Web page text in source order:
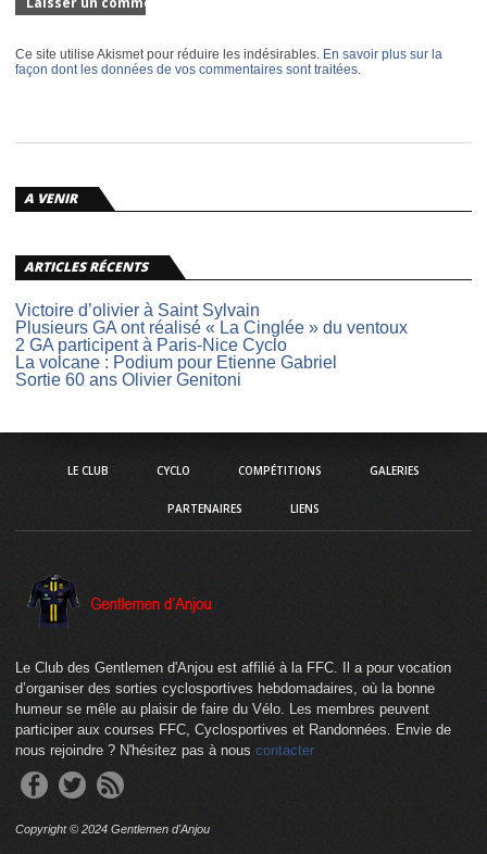
Ce site utilise Akismet pour réduire les indésirables. En savoir plus sur la
façon dont les données de vos commentaires sont traitées.
A VENIR
ARTICLES RÉCENTS
Victoire d’olivier à Saint Sylvain
Plusieurs GA ont réalisé « La Cinglée » du ventoux
2 GA participent à Paris-Nice Cyclo
La volcane : Podium pour Etienne Gabriel
Sortie 60 ans Olivier Genitoni
LE CLUB CYCLO COMPÉTITIONS GALERIES
PARTENAIRES LIENS
Le Club des Gentlemen d'Anjou est affilié à la FFC. Il a pour vocation
d’organiser des sorties cyclosportives hebdomadaires, où la bonne
humeur se mêle au plaisir de faire du Vélo. Les membres peuvent
participer aux courses FFC, Cyclosportives et Randonnées. Envie de
nous rejoindre ? N'hésitez pas à nous contacter
Copyright © 2024 Gentlemen d'Anjou